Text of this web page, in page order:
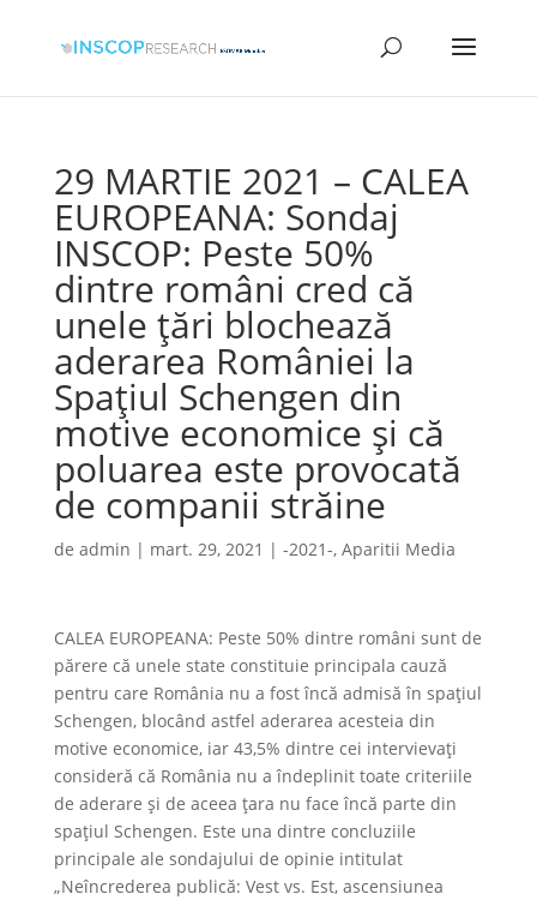
29 MARTIE 2021 – CALEA
EUROPEANA: Sondaj
INSCOP: Peste 50%
dintre români cred că
unele țări blochează
aderarea României la
Spațiul Schengen din
motive economice și că
poluarea este provocată
de companii străine
de admin | mart. 29, 2021 | -2021-, Aparitii Media
CALEA EUROPEANA: Peste 50% dintre români sunt de
părere că unele state constituie principala cauză
pentru care România nu a fost încă admisă în spațiul
Schengen, blocând astfel aderarea acesteia din
motive economice, iar 43,5% dintre cei intervievați
consideră că România nu a îndeplinit toate criteriile
de aderare și de aceea țara nu face încă parte din
spațiul Schengen. Este una dintre concluziile
principale ale sondajului de opinie intitulat
„Neîncrederea publică: Vest vs. Est, ascensiunea